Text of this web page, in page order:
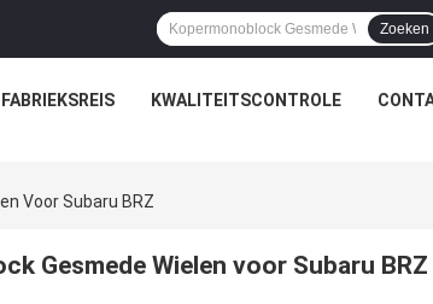
Zoeken
FABRIEKSREIS KWALITEITSCONTROLE
Voor Subaru BRZ
Gesmede Wielen voor Subaru BRZ